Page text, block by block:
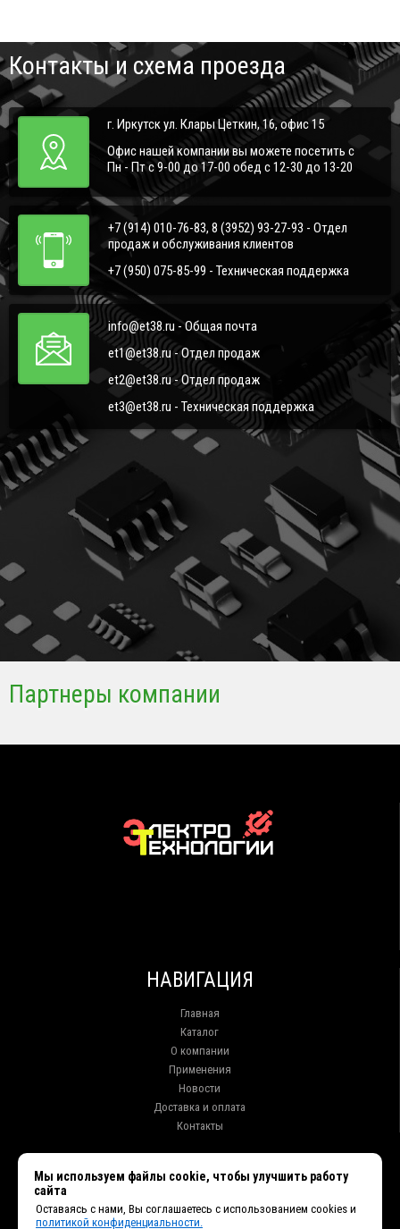
Контакты и схема проезда
г. Иркутск ул. Клары Цеткин, 16, офис 15
Офис нашей компании вы можете посетить с
Пн - Пт с 9-00 до 17-00 обед с 12-30 до 13-20
+7 (914) 010-76-83, 8 (3952) 93-27-93 - Отдел
продаж и обслуживания клиентов
+7 (950) 075-85-99 - Техническая поддержка
info@et38.ru - Общая почта
et1@et38.ru - Отдел продаж
et2@et38.ru - Отдел продаж
et3@et38.ru - Техническая поддержка
Партнеры компании
НАВИГАЦИЯ
Главная
Каталог
О компании
Применения
Новости
Доставка и оплата
Контакты
+7 (914) 010-76-83, 8 (3952) 93-27-93 - Отдел продаж
+7 (950) 075-85-99 - Техническая поддержка
Мы используем файлы cookie, чтобы улучшить работу
сайта
Оставаясь с нами, Вы соглашаетесь с использованием cookies и
политикой конфиденциальности.